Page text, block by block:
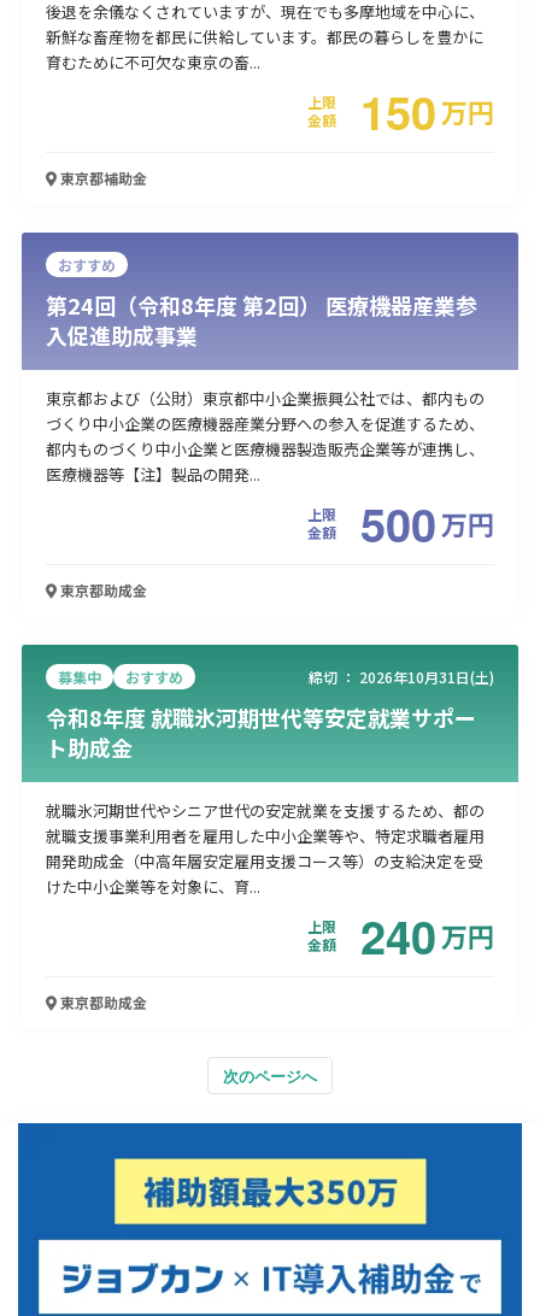
後退を余儀なくされていますが、現在でも多摩地域を中心に、
新鮮な畜産物を都民に供給しています。都民の暮らしを豊かに
育むために不可欠な東京の畜...
上限
金額
150万円
東京都補助金
おすすめ
第24回（令和8年度 第2回） 医療機器産業参
入促進助成事業
東京都および（公財）東京都中小企業振興公社では、都内もの
づくり中小企業の医療機器産業分野への参入を促進するため、
都内ものづくり中小企業と医療機器製造販売企業等が連携し、
医療機器等【注】製品の開発...
上限
金額
500万円
東京都助成金
募集中 おすすめ 締切 ： 2026年10月31日(土)
令和8年度 就職氷河期世代等安定就業サポー
ト助成金
就職氷河期世代やシニア世代の安定就業を支援するため、都の
就職支援事業利用者を雇用した中小企業等や、特定求職者雇用
開発助成金（中高年層安定雇用支援コース等）の支給決定を受
けた中小企業等を対象に、育...
上限
金額
240万円
東京都助成金
次のページへ